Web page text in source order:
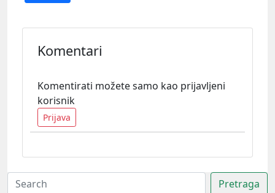
Komentari
Komentirati možete samo kao prijavljeni
korisnik
Prijava